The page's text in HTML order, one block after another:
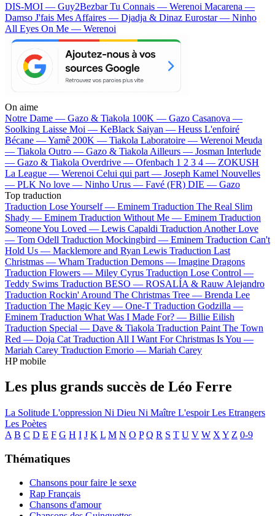
DIS-MOI — Guy2BezbarTu Connais — Werenoi Macarena —
Damso J'fais Mes Affaires — Djadja & Dinaz Eurostar — Ninho
All Eyes On Me — Werenoi
On aime
Notre Dame — Gazo & Tiakola 100K — Gazo Casanova —
Soolking Laisse Moi — KeBlack Saiyan — Heuss L'enfoiré
Bécane —Yamê 200K — Tiakola Laboratoire — Werenoi Meuda
— Tiakola Outro — Gazo & Tiakola Ailleurs — Josman Interlude
— Gazo & Tiakola Overdrive — Ofenbach 1 2 3 4 — ZOKUSH
La League — Werenoi Celui qui part — Joseph Kamel Nouvelles
— PLK No love — Ninho Urus — Favé (FR) DIE — Gazo
Top traduction
Traduction Lose Yourself — Eminem Traduction The Real Slim
Shady — Eminem Traduction Without Me — Eminem Traduction
Someone You Loved — Lewis Capaldi Traduction Another Love
— Tom Odell Traduction Mockingbird — Eminem Traduction Can't
Hold Us — Macklemore and Ryan Lewis Traduction Last
Christmas — Wham Traduction Demons — Imagine Dragons
Traduction Flowers — Miley Cyrus Traduction Lose Control —
Teddy Swims Traduction BESO — ROSALÍA & Rauw Alejandro
Traduction Rockin' Around The Christmas Tree — Brenda Lee
Traduction The Magic Key — One-T Traduction Godzilla —
Eminem Traduction What Was I Made For? — Billie Eilish
Traduction Special — Dave & Tiakola Traduction Paint The Town
Red — Doja Cat Traduction All I Want For Christmas Is You —
Mariah Carey Traduction Emorio — Mariah Carey
HP mobile
Les plus grands succès de Léo Ferre
La Solitude L'oppression Ni Dieu Ni Maître L'espoirLes Etrangers
Les Poètes
A B C D E F G H I J K L M N O P Q R S T U V W X Y Z 0-9
Thématiques
Chansons pour faire le sexe
Rap Français
Chansons d'amour